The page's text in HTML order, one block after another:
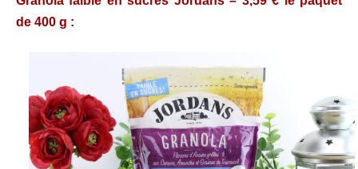
de 400 g :